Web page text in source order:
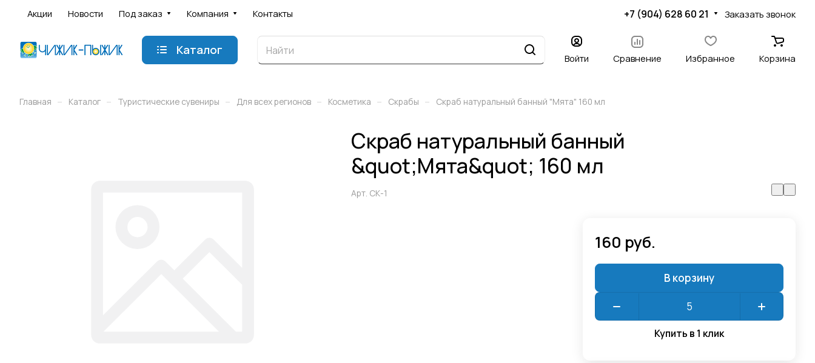
Акции Новости Под заказ Компания Контакты +7 (904) 628 60 21 Заказать звонок
Каталог
Войти Сравнение Избранное Корзина
Главная – Каталог – Туристические сувениры – Для всех регионов – Косметика – Скрабы – Скраб натуральный банный "Мята" 160 мл
Скраб натуральный банный
&quot;Мята&quot; 160 мл
Арт. СК-1
160 руб.
В корзину
Купить в 1 клик